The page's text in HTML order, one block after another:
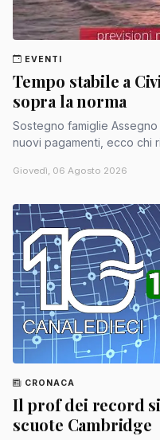
EVENTI
Tempo stabile a
sopra la norma
Sostegno famiglie
nuovi pagamenti, ecco chi
Giovedì, 06 Agosto 2026
CRONACA
Il prof dei record
scuote Cambridge